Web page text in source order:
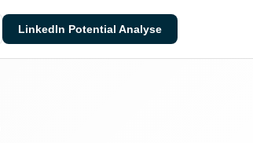
LinkedIn Potential Analyse